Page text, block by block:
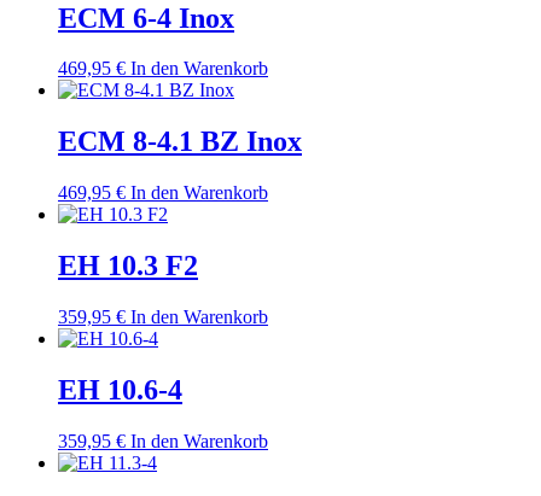
ECM 6-4 Inox
469,95 € In den Warenkorb
ECM 8-4.1 BZ Inox
469,95 € In den Warenkorb
EH 10.3 F2
359,95 € In den Warenkorb
EH 10.6-4
359,95 € In den Warenkorb